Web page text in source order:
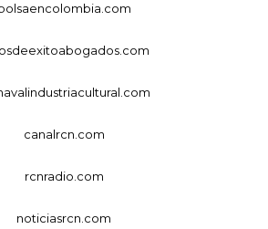
canalrcn.com
rcnradio.com
noticiasrcn.com